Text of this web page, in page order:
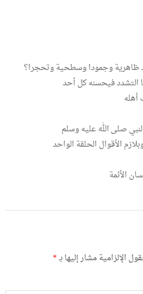
ظاهرية وجمودا وسطحية وتحجرا؟
التشدد فيحسنه كل أحد
صلى الله عليه وسلم
الأقوال الحلقة الواحد
الأئمة
الإلزامية مشار إليها بـ*